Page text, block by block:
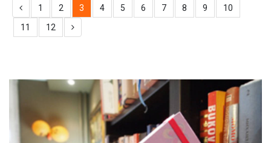
1 2 3 4 5 6 7 8 9
10
11
12